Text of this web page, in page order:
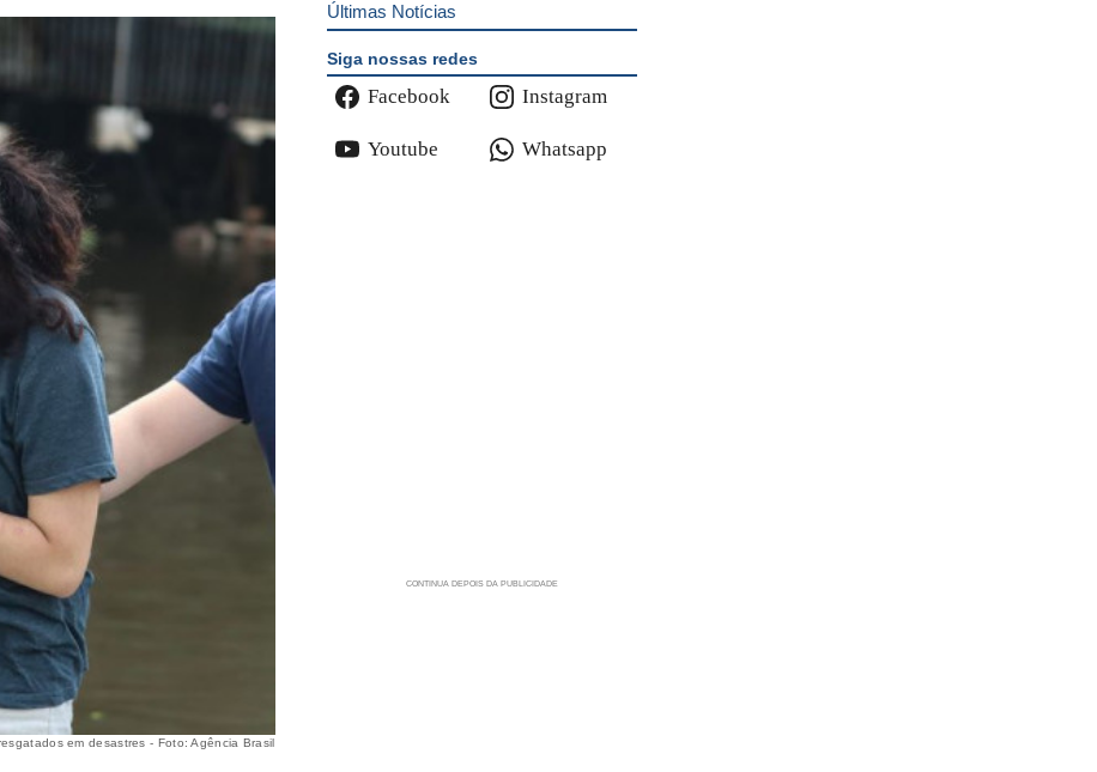
em desastres - Foto: Agência Brasil
Últimas Notícias
Siga nossas redes
Facebook Instagram
Youtube Whatsapp